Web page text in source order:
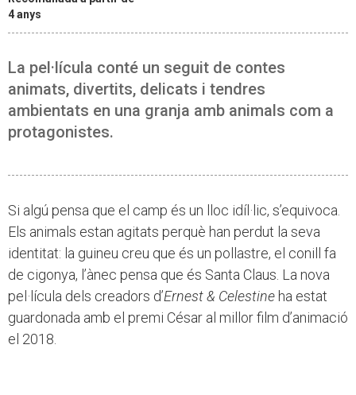
4 anys
La pel·lícula conté un seguit de contes
animats, divertits, delicats i tendres
ambientats en una granja amb animals com a
protagonistes.
Si algú pensa que el camp és un lloc idíl·lic, s’equivoca.
Els animals estan agitats perquè han perdut la seva
identitat: la guineu creu que és un pollastre, el conill fa
de cigonya, l’ànec pensa que és Santa Claus. La nova
pel·lícula dels creadors d’Ernest & Celestine ha estat
guardonada amb el premi César al millor film d’animació
el 2018.